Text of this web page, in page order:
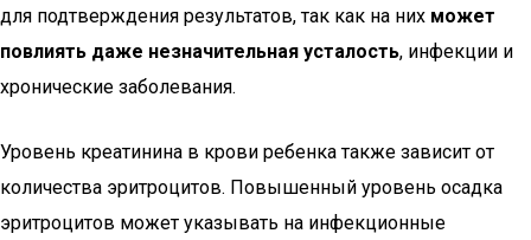
для подтверждения результатов, так как на них может
повлиять даже незначительная усталость, инфекции и
хронические заболевания.
Уровень креатинина в крови ребенка также зависит от
количества эритроцитов. Повышенный уровень осадка
эритроцитов может указывать на инфекционные